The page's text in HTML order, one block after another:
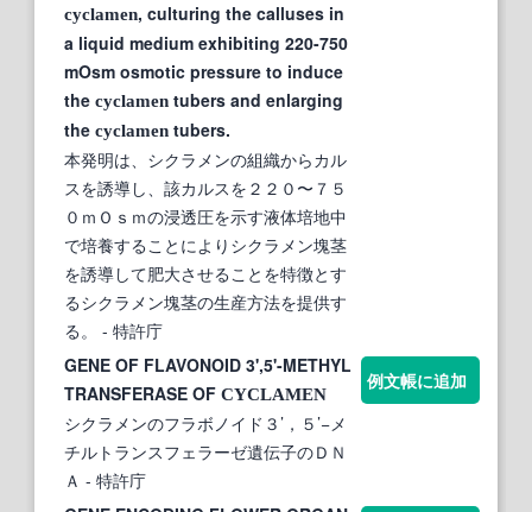
cyclamen, culturing the calluses in
a liquid medium exhibiting 220-750
mOsm osmotic pressure to induce
the cyclamen tubers and enlarging
the cyclamen tubers.
本発明は、シクラメンの組織からカル
スを誘導し、該カルスを２２０〜７５
０ｍＯｓｍの浸透圧を示す液体培地中
で培養することによりシクラメン塊茎
を誘導して肥大させることを特徴とす
るシクラメン塊茎の生産方法を提供す
る。
- 特許庁
GENE OF FLAVONOID 3',5'-METHYL
TRANSFERASE OF CYCLAMEN
シクラメンのフラボノイド３’，５’−メ
チルトランスフェラーゼ遺伝子のＤＮ
Ａ - 特許庁
例文帳に追加